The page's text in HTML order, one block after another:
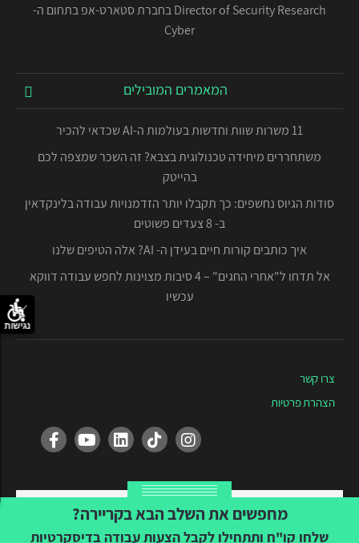
Director of Security Research בחברת סטארט-אפ בתחום ה-
Cyber
המאמרים המובילים
11 משרות שוות וחדשות בעולמות ה-AI שכדאי להכיר
משתחררים מיחידה טכנולוגית בצבא? זה השכר שמצפה לכם
בהייטק
סודות הגיוס נחשפים: כך תקבלו יותר הזדמנויות עבודה בלינקדאין
ב- 8 צעדים פשוטים
איך כותבים קורות חיים בעידן ה- AI? אלה הטיפים שלנו
אל תדחו ל"אחרי החגים" – 4 סיבות מצוינות לחפש עבודה דווקא
עכשיו
צרו קשר
הצהרת פרטיות
Created by Tvuna
מחפשים את השלב הבא בקריירה?
שלחו קו"ח ותתחילו לקבל הצעות עבודה בדיסקרטיות
נגישות